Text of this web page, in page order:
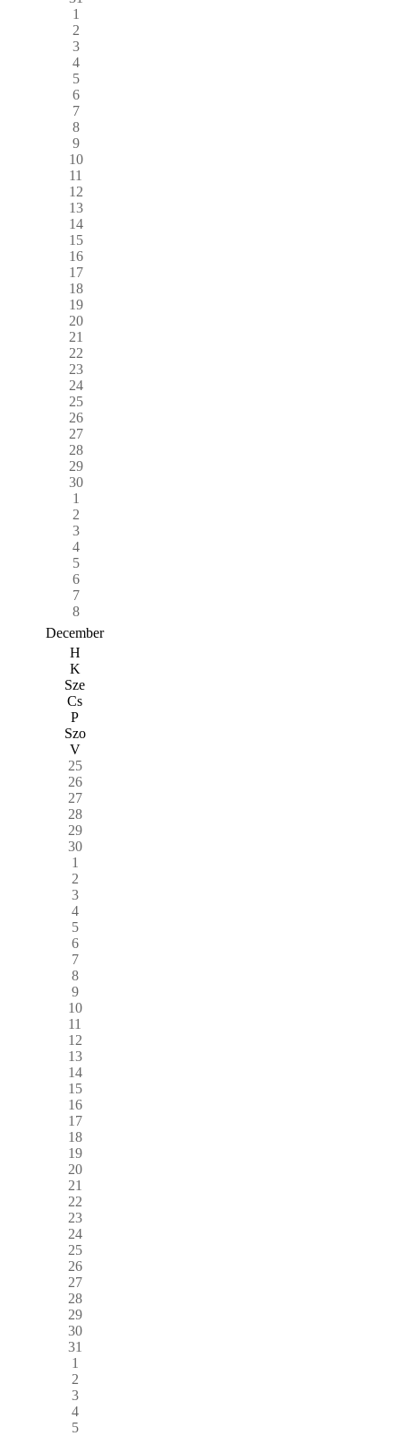
1
2
3
4
5
6
7
8
9
10
11
12
13
14
15
16
17
18
19
20
21
22
23
24
25
26
27
28
29
30
1
2
3
4
5
6
7
8
December
H
K
Sze
Cs
P
Szo
V
25
26
27
28
29
30
1
2
3
4
5
6
7
8
9
10
11
12
13
14
15
16
17
18
19
20
21
22
23
24
25
26
27
28
29
30
31
1
2
3
4
5